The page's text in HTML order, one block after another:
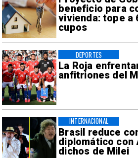
beneficio para
vivienda: tope a
cupos
La Roja
anfitriones del
DEPORTES
Brasil reduce
diplomático con
dichos de Milei
INTERNACIONAL